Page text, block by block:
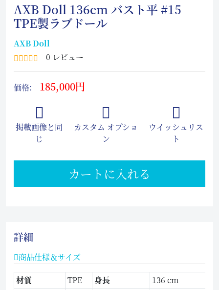
AXB Doll 136cm バスト平 #15
TPE製ラブドール
AXB Doll
0 レビュー
価格: 185,000円
掲載画像と同
じ
カスタム オプショ
ン
ウイッシュリス
ト
カートに入れる
詳細
商品仕様＆サイズ
材質 TPE 身長
136 cm